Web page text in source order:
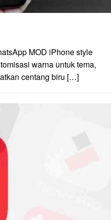
MOD iPhone style
warna untuk tema,
centang biru […]